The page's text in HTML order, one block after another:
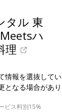
タル 東
ハ
理
情報を選抜してい
となる場合があり
ビス料別15%